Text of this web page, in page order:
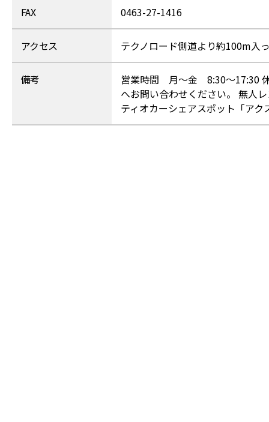
FAX 0463-27-1416
アクセス テクノロード側道より約100m入
備考
営業時間 月～金 8:30～
へお問い合わせください。 無人
ティオカーシェアスポット「アク